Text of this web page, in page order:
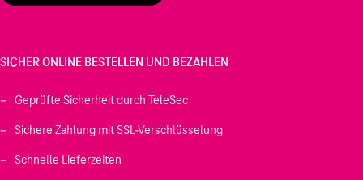
SICHER ONLINE BESTELLEN UND BEZAHLEN
Geprüfte Sicherheit durch TeleSec
Sichere Zahlung mit SSL-Verschlüsselung
Schnelle Lieferzeiten